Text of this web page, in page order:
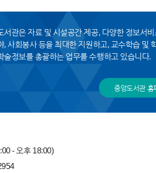
서관은 자료 및 시설공간 제공, 다양한 정보서
, 사회봉사 등을 최대한 지원하고, 교수학습 및
술정보를 총괄하는 업무를 수행하고 있습니다.
중앙도서관 홈
- 오후 18:00)